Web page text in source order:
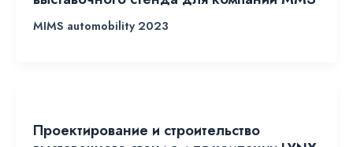
MIMS automobility 2023
Проектирование и строительство